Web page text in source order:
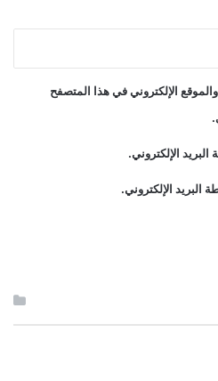
الإلكتروني في هذا المتصفح
الإلكتروني.
البريد الإلكتروني.